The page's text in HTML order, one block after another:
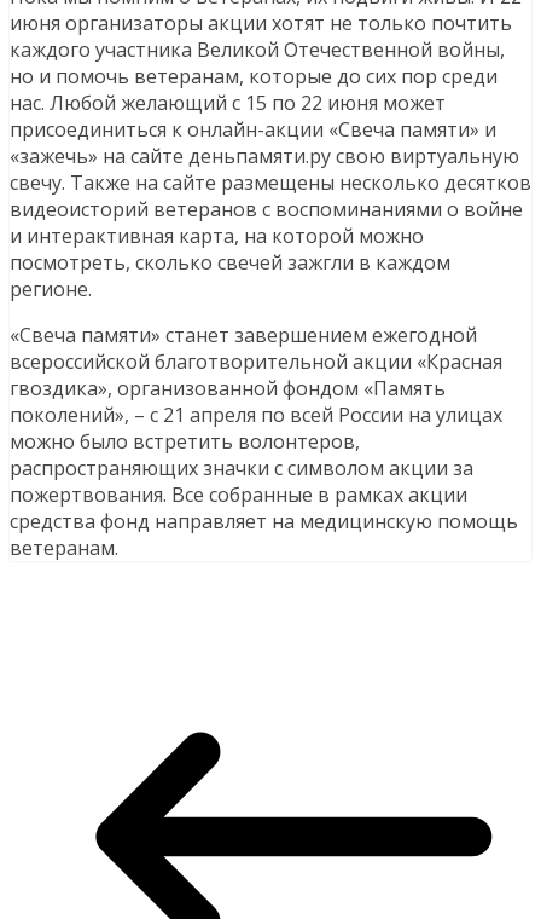
июня организаторы акции хотят не только почтить
каждого участника Великой Отечественной войны,
но и помочь ветеранам, которые до сих пор среди
нас. Любой желающий с 15 по 22 июня может
присоединиться к онлайн-акции «Свеча памяти» и
«зажечь» на сайте деньпамяти.ру свою виртуальную
свечу. Также на сайте размещены несколько десятков
видеоисторий ветеранов с воспоминаниями о войне
и интерактивная карта, на которой можно
посмотреть, сколько свечей зажгли в каждом
регионе.
«Свеча памяти» станет завершением ежегодной
всероссийской благотворительной акции «Красная
гвоздика», организованной фондом «Память
поколений», – с 21 апреля по всей России на улицах
можно было встретить волонтеров,
распространяющих значки с символом акции за
пожертвования. Все собранные в рамках акции
средства фонд направляет на медицинскую помощь
ветеранам.